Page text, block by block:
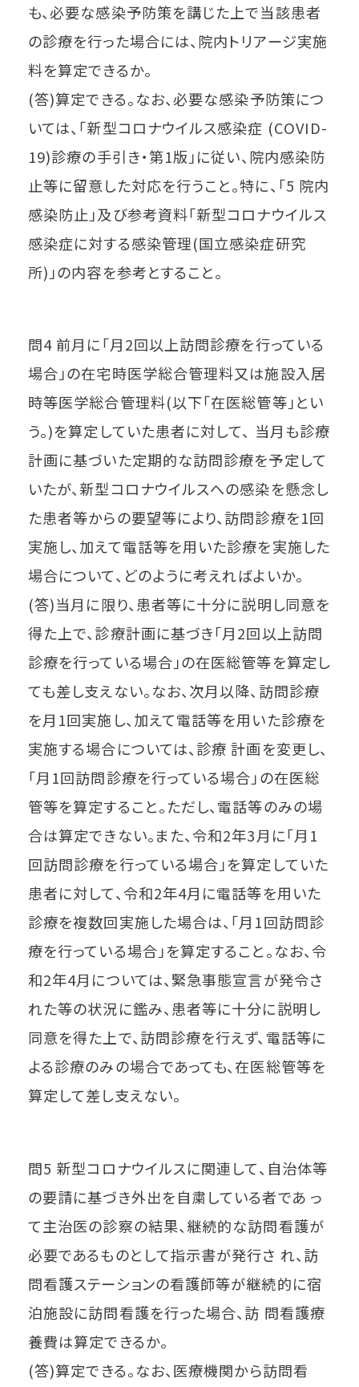
も、必要な感染予防策を講じた上で当該患者
の診療を行った場合には、院内トリアージ実施
料を算定できるか。
(答)算定できる。なお、必要な感染予防策につ
いては、「新型コロナウイルス感染症 (COVID-
19)診療の手引き・第1版」に従い、院内感染防
止等に留意した対応を行うこと。特に、「5 院内
感染防止」及び参考資料「新型コロナウイルス
感染症に対する感染管理(国立感染症研究
所)」の内容を参考とすること。
問4 前月に「月2回以上訪問診療を行っている
場合」の在宅時医学総合管理料又は施設入居
時等医学総合管理料(以下「在医総管等」とい
う。)を算定していた患者に対して、 当月も診療
計画に基づいた定期的な訪問診療を予定して
いたが、新型コロナウイルスへの感染を懸念し
た患者等からの要望等により、訪問診療を1回
実施し、加えて電話等を用いた診療を実施した
場合について、どのように考えればよいか。
(答)当月に限り、患者等に十分に説明し同意を
得た上で、診療計画に基づき「月2回以上訪問
診療を行っている場合」の在医総管等を算定し
ても差し支えない。なお、次月以降、訪問診療
を月1回実施し、加えて電話等を用いた診療を
実施する場合については、診療 計画を変更し、
「月1回訪問診療を行っている場合」の在医総
管等を算定すること。ただし、電話等のみの場
合は算定できない。また、令和2年3月に「月1
回訪問診療を行っている場合」を算定していた
患者に対して、令和2年4月に電話等を用いた
診療を複数回実施した場合は、「月1回訪問診
療を行っている場合」を算定すること。なお、令
和2年4月については、緊急事態宣言が発令さ
れた等の状況に鑑み、患者等に十分に説明し
同意を得た上で、訪問診療を行えず、電話等に
よる診療のみの場合であっても、在医総管等を
算定して差し支えない。
問5 新型コロナウイルスに関連して、自治体等
の要請に基づき外出を自粛している者であ っ
て主治医の診察の結果、継続的な訪問看護が
必要であるものとして指示書が発行さ れ、訪
問看護ステーションの看護師等が継続的に宿
泊施設に訪問看護を行った場合、訪 問看護療
養費は算定できるか。
(答)算定できる。なお、医療機関から訪問看